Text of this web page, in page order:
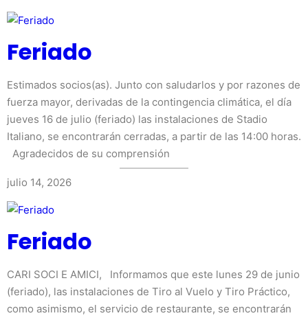
Feriado
Estimados socios(as). Junto con saludarlos y por razones de
fuerza mayor, derivadas de la contingencia climática, el día
jueves 16 de julio (feriado) las instalaciones de Stadio
Italiano, se encontrarán cerradas, a partir de las 14:00 horas.
Agradecidos de su comprensión
julio 14, 2026
Feriado
CARI SOCI E AMICI, Informamos que este lunes 29 de junio
(feriado), las instalaciones de Tiro al Vuelo y Tiro Práctico,
como asimismo, el servicio de restaurante, se encontrarán